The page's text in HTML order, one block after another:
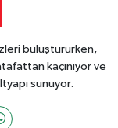
buluştururken,
kaçınıyor ve
sunuyor.